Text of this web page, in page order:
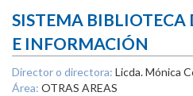
SISTEMA
E INFORMACIÓN
Director o directora: Licda. Mónica
Área: OTRAS AREAS